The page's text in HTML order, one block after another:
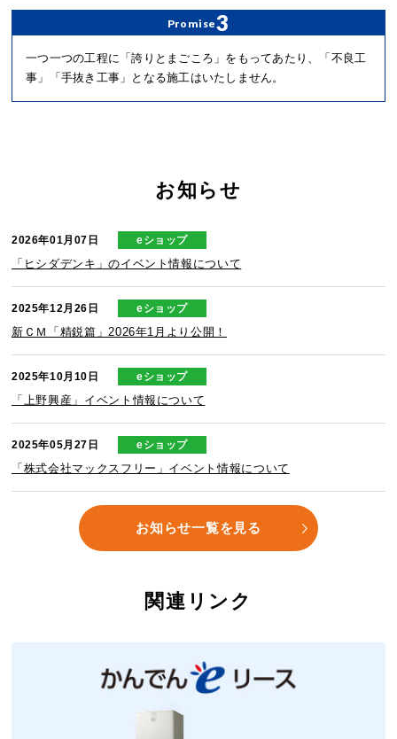
Promise3
一つ一つの工程に「誇りとまごころ」をもってあたり、「不良工
事」「手抜き工事」となる施工はいたしません。
お知らせ
2026年01月07日 eショップ
「ヒシダデンキ」のイベント情報について
2025年12月26日 eショップ
新ＣＭ「精鋭篇」2026年1月より公開！
2025年10月10日 eショップ
「上野興産」イベント情報について
2025年05月27日 eショップ
「株式会社マックスフリー」イベント情報について
お知らせ一覧を見る
関連リンク